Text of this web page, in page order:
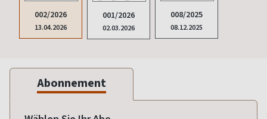
002/2026
13.04.2026
001/2026
02.03.2026
008/2025
08.12.2025
Abonnement